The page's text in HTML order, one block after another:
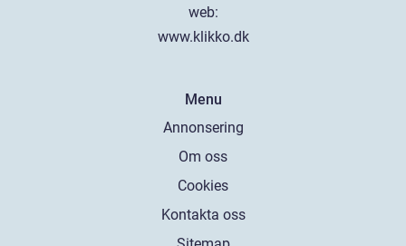
web:
www.klikko.dk
Menu
Annonsering
Om oss
Cookies
Kontakta oss